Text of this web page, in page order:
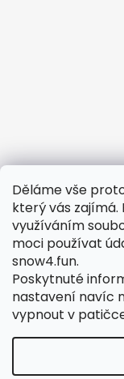
Děláme vše
který vás zajímá.
využíváním
moci používat
snow4.fun.
Poskytnuté
nastavení navíc
vypnout v
Potřebujete
Obchodní
Odstoupení
Podmínky
Reklamační
Reklamační